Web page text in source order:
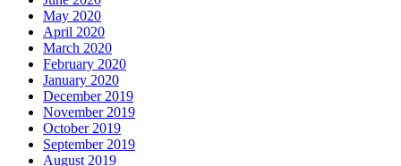
May 2020
April 2020
March 2020
February 2020
January 2020
December 2019
November 2019
October 2019
September 2019
August 2019